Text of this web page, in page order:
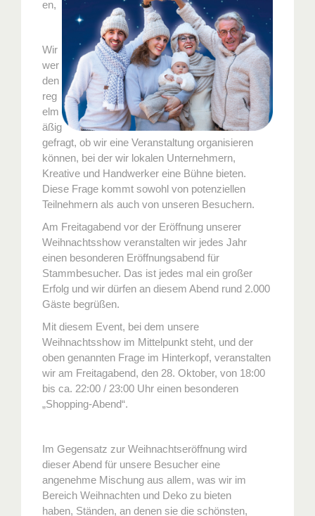
en,
Wir
wer
den
reg
elm
äßig
gefragt, ob wir eine Veranstaltung organisieren
können, bei der wir lokalen Unternehmern,
Kreative und Handwerker eine Bühne bieten.
Diese Frage kommt sowohl von potenziellen
Teilnehmern als auch von unseren Besuchern.
Am Freitagabend vor der Eröffnung unserer
Weihnachtsshow veranstalten wir jedes Jahr
einen besonderen Eröffnungsabend für
Stammbesucher. Das ist jedes mal ein großer
Erfolg und wir dürfen an diesem Abend rund 2.000
Gäste begrüßen.
Mit diesem Event, bei dem unsere
Weihnachtsshow im Mittelpunkt steht, und der
oben genannten Frage im Hinterkopf, veranstalten
wir am Freitagabend, den 28. Oktober, von 18:00
bis ca. 22:00 / 23:00 Uhr einen besonderen
„Shopping-Abend“.
Im Gegensatz zur Weihnachtseröffnung wird
dieser Abend für unsere Besucher eine
angenehme Mischung aus allem, was wir im
Bereich Weihnachten und Deko zu bieten
haben, Ständen, an denen sie die schönsten,